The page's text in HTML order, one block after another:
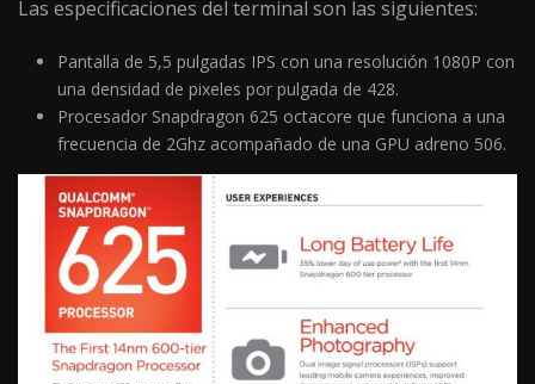
Las especificaciones del terminal son las siguientes:
Pantalla de 5,5 pulgadas IPS con una resolución 1080P con
una densidad de pixeles por pulgada de 428.
Procesador Snapdragon 625 octacore que funciona a una
frecuencia de 2Ghz acompañado de una GPU adreno 506.